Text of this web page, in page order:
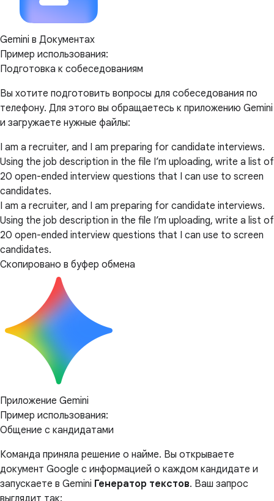
Gemini в Документах
Пример использования:
Подготовка к собеседованиям
Вы хотите подготовить вопросы для собеседования по
телефону. Для этого вы обращаетесь к приложению Gemini
и загружаете нужные файлы:
I am a recruiter, and I am preparing for candidate interviews.
Using the job description in the file I’m uploading, write a list of
20 open-ended interview questions that I can use to screen
candidates.
I am a recruiter, and I am preparing for candidate interviews.
Using the job description in the file I’m uploading, write a list of
20 open-ended interview questions that I can use to screen
candidates.
Скопировано в буфер обмена
Приложение Gemini
Пример использования:
Общение с кандидатами
Команда приняла решение о найме. Вы открываете
документ Google с информацией о каждом кандидате и
запускаете в Gemini Генератор текстов. Ваш запрос